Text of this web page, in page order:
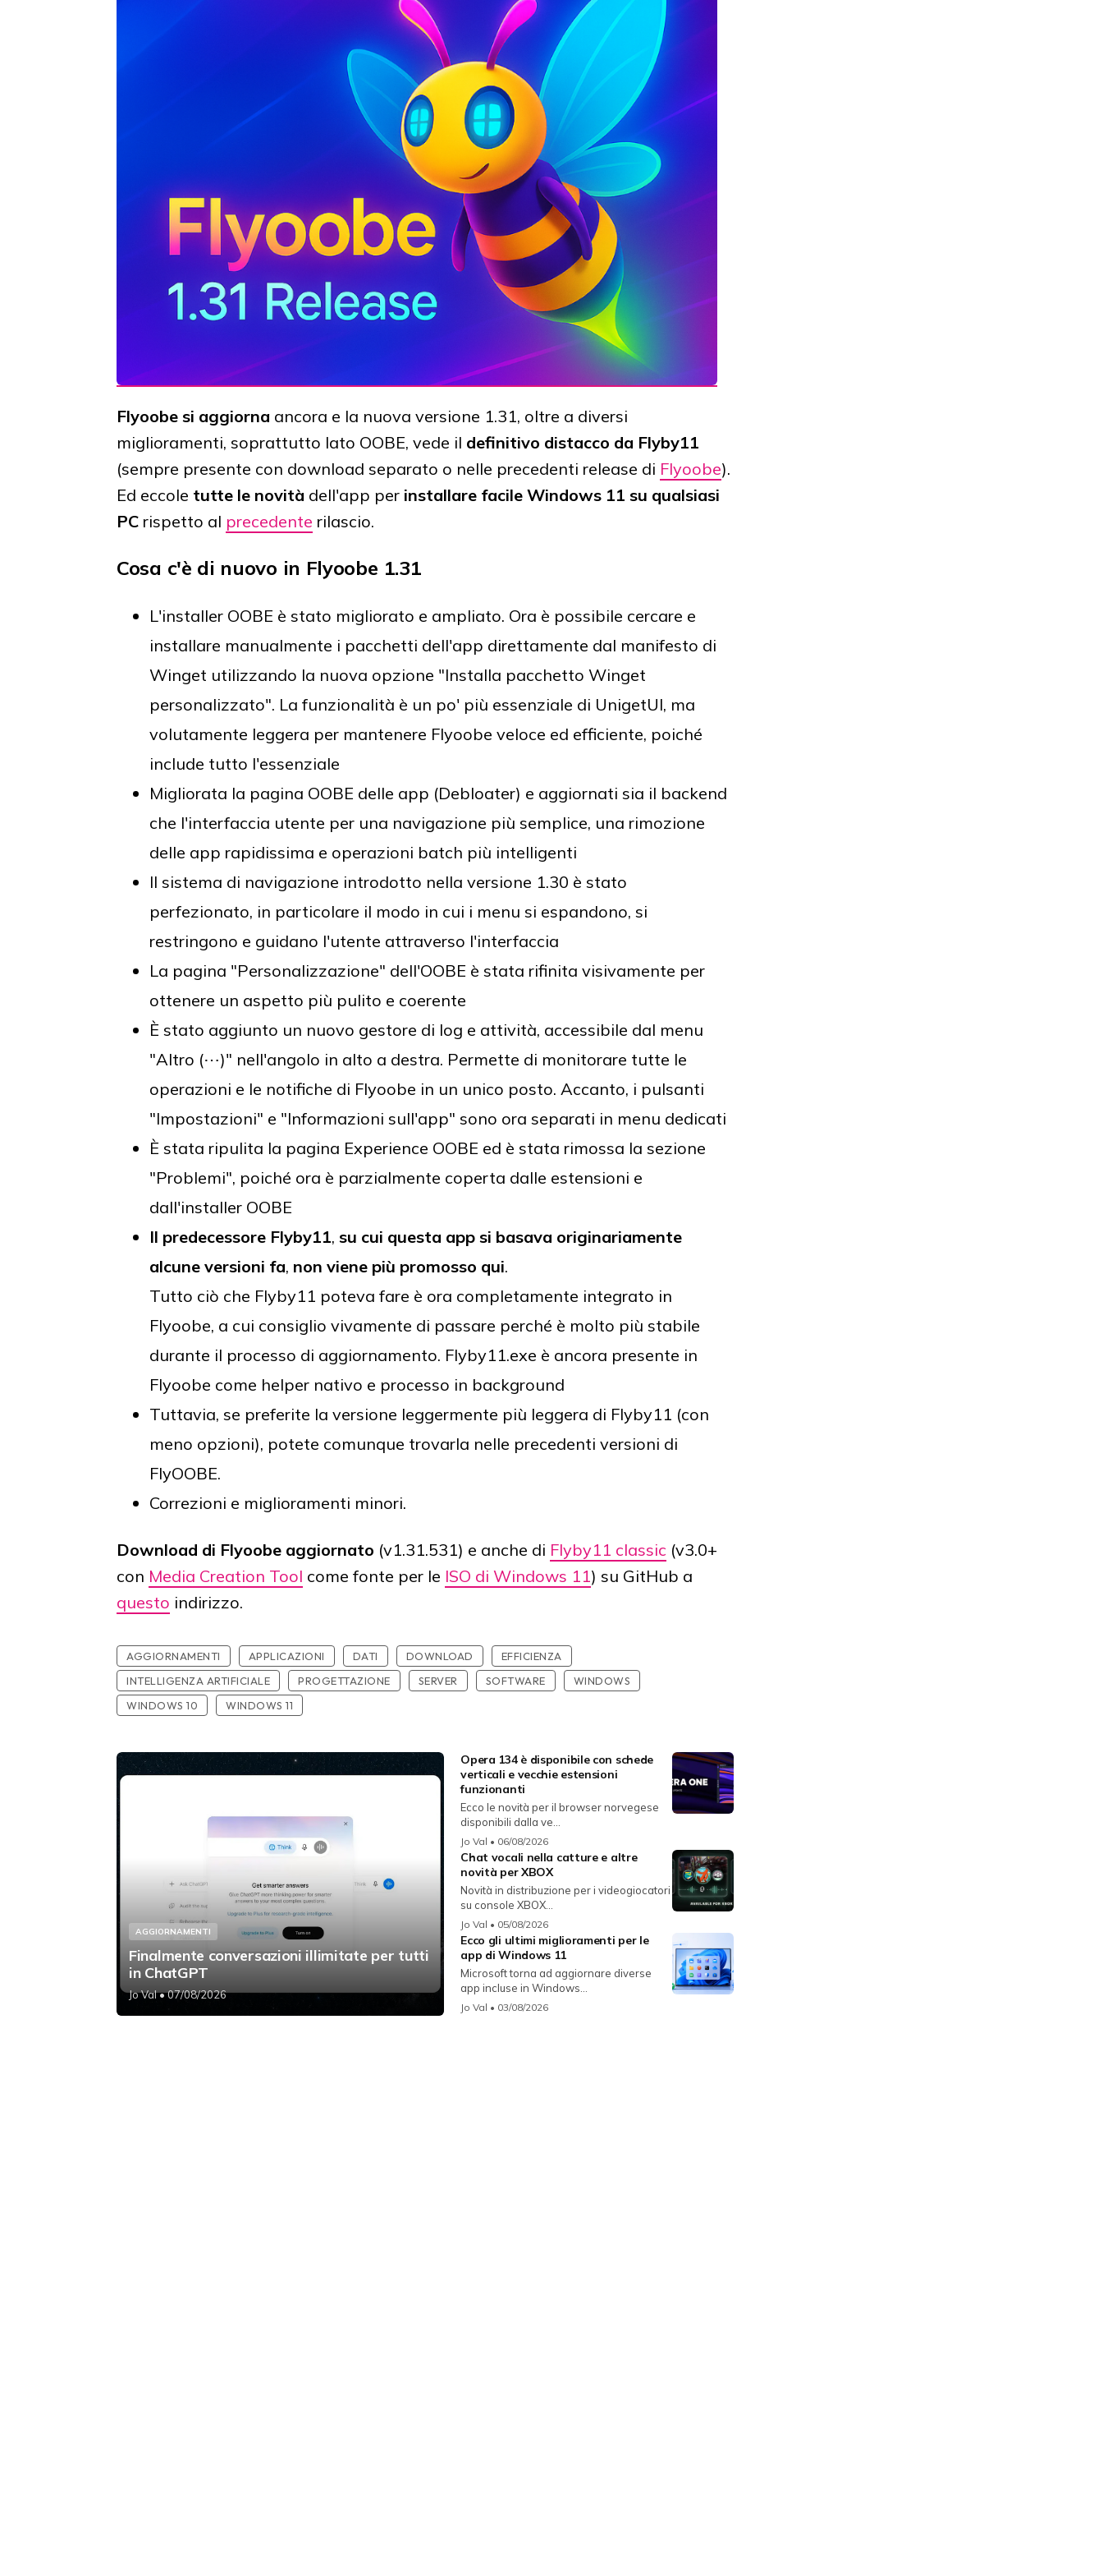
Flyoobe si aggiorna ancora e la nuova versione 1.31, oltre a diversi
miglioramenti, soprattutto lato OOBE, vede il definitivo distacco da Flyby11
(sempre presente con download separato o nelle precedenti release di Flyoobe).
Ed eccole tutte le novità dell'app per installare facile Windows 11 su qualsiasi
PC rispetto al precedente rilascio.
Cosa c'è di nuovo in Flyoobe 1.31
L'installer OOBE è stato migliorato e ampliato. Ora è possibile cercare e
installare manualmente i pacchetti dell'app direttamente dal manifesto di
Winget utilizzando la nuova opzione "Installa pacchetto Winget
personalizzato". La funzionalità è un po' più essenziale di UnigetUI, ma
volutamente leggera per mantenere Flyoobe veloce ed efficiente, poiché
include tutto l'essenziale
Migliorata la pagina OOBE delle app (Debloater) e aggiornati sia il backend
che l'interfaccia utente per una navigazione più semplice, una rimozione
delle app rapidissima e operazioni batch più intelligenti
Il sistema di navigazione introdotto nella versione 1.30 è stato
perfezionato, in particolare il modo in cui i menu si espandono, si
restringono e guidano l'utente attraverso l'interfaccia
La pagina "Personalizzazione" dell'OOBE è stata rifinita visivamente per
ottenere un aspetto più pulito e coerente
È stato aggiunto un nuovo gestore di log e attività, accessibile dal menu
"Altro (⋯)" nell'angolo in alto a destra. Permette di monitorare tutte le
operazioni e le notifiche di Flyoobe in un unico posto. Accanto, i pulsanti
"Impostazioni" e "Informazioni sull'app" sono ora separati in menu dedicati
È stata ripulita la pagina Experience OOBE ed è stata rimossa la sezione
"Problemi", poiché ora è parzialmente coperta dalle estensioni e
dall'installer OOBE
Il predecessore Flyby11, su cui questa app si basava originariamente
alcune versioni fa, non viene più promosso qui.
Tutto ciò che Flyby11 poteva fare è ora completamente integrato in
Flyoobe, a cui consiglio vivamente di passare perché è molto più stabile
durante il processo di aggiornamento. Flyby11.exe è ancora presente in
Flyoobe come helper nativo e processo in background
Tuttavia, se preferite la versione leggermente più leggera di Flyby11 (con
meno opzioni), potete comunque trovarla nelle precedenti versioni di
FlyOOBE.
Correzioni e miglioramenti minori.
Download di Flyoobe aggiornato (v1.31.531) e anche di Flyby11 classic (v3.0+
con Media Creation Tool come fonte per le ISO di Windows 11) su GitHub a
questo indirizzo.
AGGIORNAMENTI APPLICAZIONI DATI DOWNLOAD
EFFICIENZA
INTELLIGENZA ARTIFICIALE
PROGETTAZIONE SERVER SOFTWARE
WINDOWS
WINDOWS 10
WINDOWS 11
AGGIORNAMENTI
Finalmente conversazioni illimitate per tutti
in ChatGPT
Jo Val• 07/08/2026
Opera 134 è disponibile con schede
verticali e vecchie estensioni
funzionanti
Ecco le novità per il browser norvegese
disponibili dalla ve...
Jo Val • 06/08/2026
Chat vocali nella catture e altre
novità per XBOX
Novità in distribuzione per i videogiocatori
su console XBOX...
Jo Val • 05/08/2026
Ecco gli ultimi miglioramenti per le
app di Windows 11
Microsoft torna ad aggiornare diverse
app incluse in Windows...
Jo Val • 03/08/2026